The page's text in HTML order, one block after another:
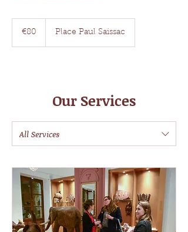
euros€80 Place Paul Saissac
Our Services
All Services